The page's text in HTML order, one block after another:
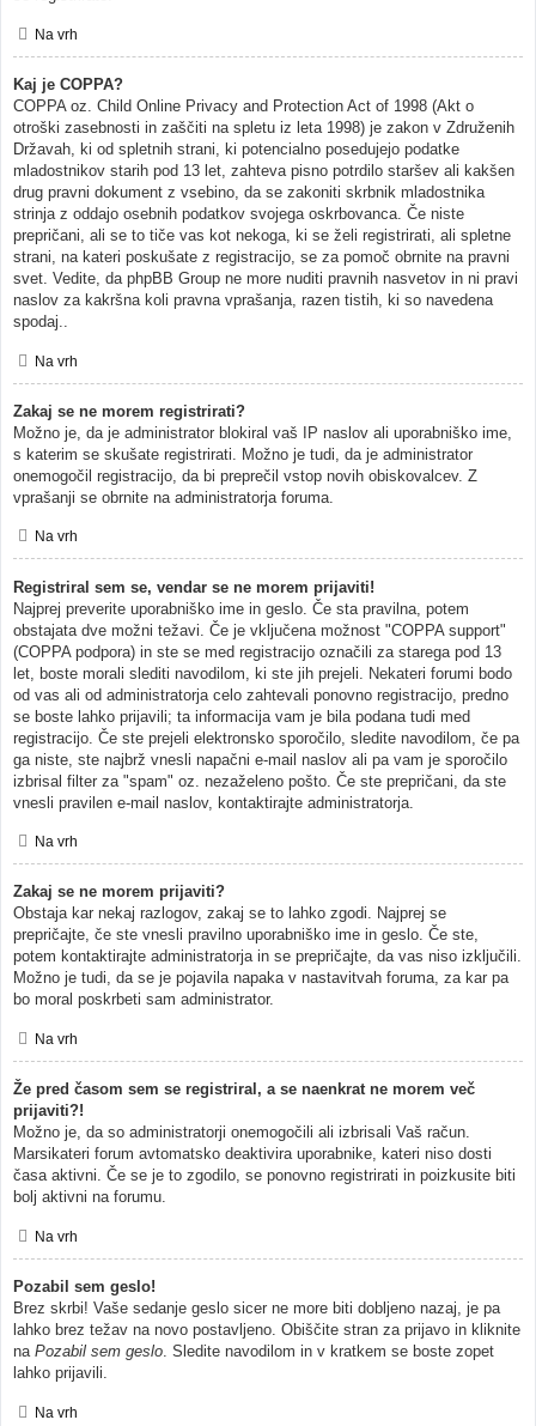
Na vrh
Kaj je COPPA?
COPPA oz. Child Online Privacy and Protection Act of 1998 (Akt o
otroški zasebnosti in zaščiti na spletu iz leta 1998) je zakon v Združenih
Državah, ki od spletnih strani, ki potencialno posedujejo podatke
mladostnikov starih pod 13 let, zahteva pisno potrdilo staršev ali kakšen
drug pravni dokument z vsebino, da se zakoniti skrbnik mladostnika
strinja z oddajo osebnih podatkov svojega oskrbovanca. Če niste
prepričani, ali se to tiče vas kot nekoga, ki se želi registrirati, ali spletne
strani, na kateri poskušate z registracijo, se za pomoč obrnite na pravni
svet. Vedite, da phpBB Group ne more nuditi pravnih nasvetov in ni pravi
naslov za kakršna koli pravna vprašanja, razen tistih, ki so navedena
spodaj..
Na vrh
Zakaj se ne morem registrirati?
Možno je, da je administrator blokiral vaš IP naslov ali uporabniško ime,
s katerim se skušate registrirati. Možno je tudi, da je administrator
onemogočil registracijo, da bi preprečil vstop novih obiskovalcev. Z
vprašanji se obrnite na administratorja foruma.
Na vrh
Registriral sem se, vendar se ne morem prijaviti!
Najprej preverite uporabniško ime in geslo. Če sta pravilna, potem
obstajata dve možni težavi. Če je vključena možnost "COPPA support"
(COPPA podpora) in ste se med registracijo označili za starega pod 13
let, boste morali slediti navodilom, ki ste jih prejeli. Nekateri forumi bodo
od vas ali od administratorja celo zahtevali ponovno registracijo, predno
se boste lahko prijavili; ta informacija vam je bila podana tudi med
registracijo. Če ste prejeli elektronsko sporočilo, sledite navodilom, če pa
ga niste, ste najbrž vnesli napačni e-mail naslov ali pa vam je sporočilo
izbrisal filter za "spam" oz. nezaželeno pošto. Če ste prepričani, da ste
vnesli pravilen e-mail naslov, kontaktirajte administratorja.
Na vrh
Zakaj se ne morem prijaviti?
Obstaja kar nekaj razlogov, zakaj se to lahko zgodi. Najprej se
prepričajte, če ste vnesli pravilno uporabniško ime in geslo. Če ste,
potem kontaktirajte administratorja in se prepričajte, da vas niso izključili.
Možno je tudi, da se je pojavila napaka v nastavitvah foruma, za kar pa
bo moral poskrbeti sam administrator.
Na vrh
Že pred časom sem se registriral, a se naenkrat ne morem več
prijaviti?!
Možno je, da so administratorji onemogočili ali izbrisali Vaš račun.
Marsikateri forum avtomatsko deaktivira uporabnike, kateri niso dosti
časa aktivni. Če se je to zgodilo, se ponovno registrirati in poizkusite biti
bolj aktivni na forumu.
Na vrh
Pozabil sem geslo!
Brez skrbi! Vaše sedanje geslo sicer ne more biti dobljeno nazaj, je pa
lahko brez težav na novo postavljeno. Obiščite stran za prijavo in kliknite
na Pozabil sem geslo. Sledite navodilom in v kratkem se boste zopet
lahko prijavili.
Na vrh